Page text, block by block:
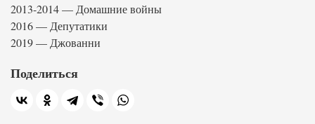
2013-2014 — Домашние войны
2016 — Депутатики
2019 — Джованни
Поделиться